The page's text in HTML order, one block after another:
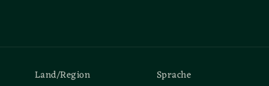
Land/Region Sprache